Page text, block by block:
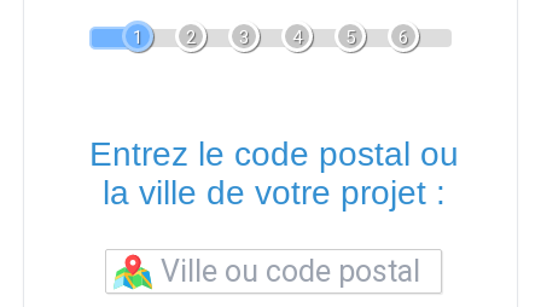
1 2 3 4 5 6
Entrez le code postal ou
la ville de votre projet :